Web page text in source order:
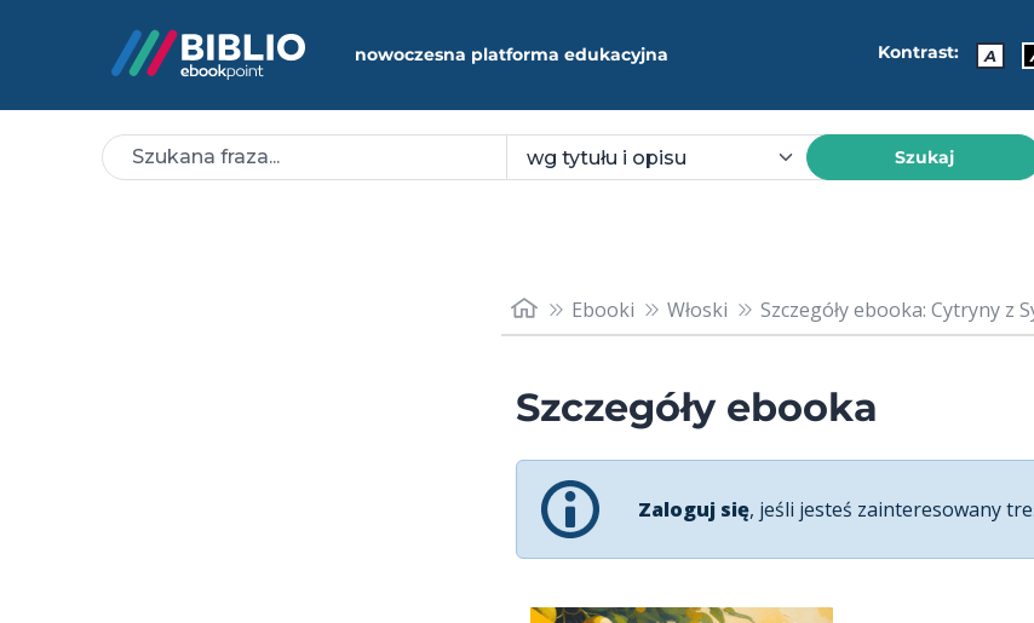
nowoczesna platforma edukacyjna Kontrast: A
Szukaj
Ebooki Włoski Szczegóły ebooka: Cytryny z
Szczegóły ebooka
Zaloguj się, jeśli jesteś zainteresowany